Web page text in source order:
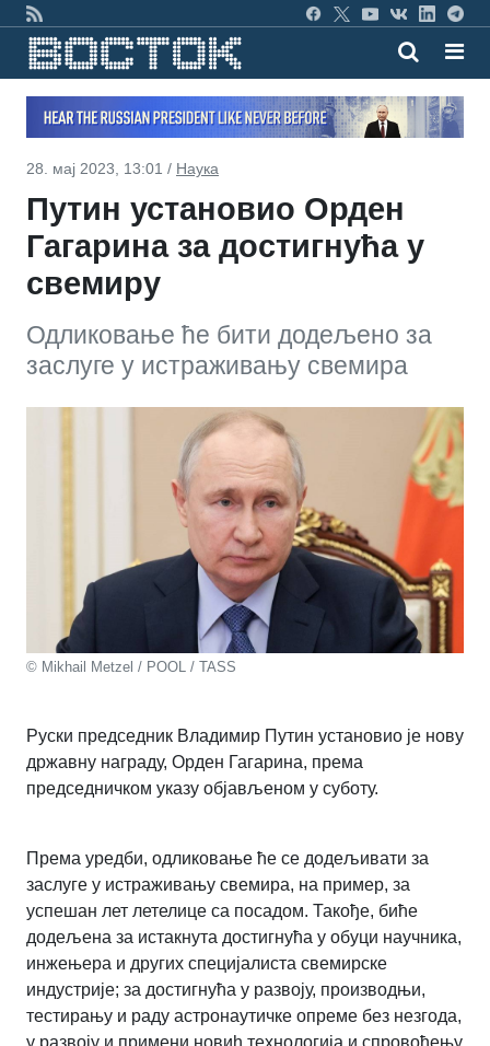
28. мај 2023, 13:01 / Наука
Путин установио Орден
Гагарина за достигнућа у
свемиру
Одликовање ће бити додељено за
заслуге у истраживању свемира
© Mikhail Metzel / POOL / TASS
Руски председник Владимир Путин установио је нову
државну награду, Орден Гагарина, према
председничком указу објављеном у суботу.
Према уредби, одликовање ће се додељивати за
заслуге у истраживању свемира, на пример, за
успешан лет летелице са посадом. Такође, биће
додељена за истакнута достигнућа у обуци научника,
инжењера и других специјалиста свемирске
индустрије; за достигнућа у развоју, производњи,
тестирању и раду астронаутичке опреме без незгода,
у развоју и примени новиһ технологија и спровођењу